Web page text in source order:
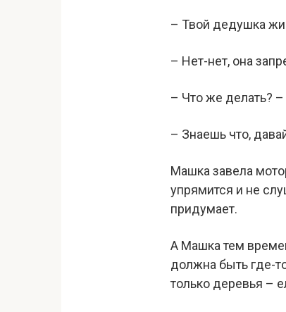
– Твой дедушка
– Нет-нет, она
– Что же делать?
– Знаешь что,
Машка завела
упрямится и не
придумает.
А Машка тем
должна быть где-
только деревья –